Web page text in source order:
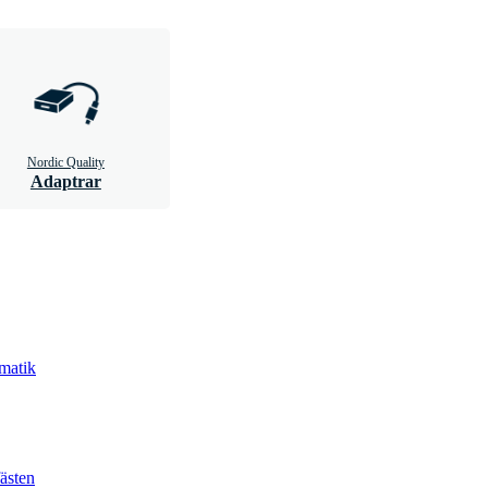
Nordic Quality
Adaptrar